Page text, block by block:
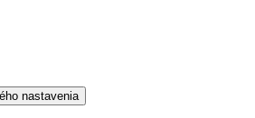
nastavenia